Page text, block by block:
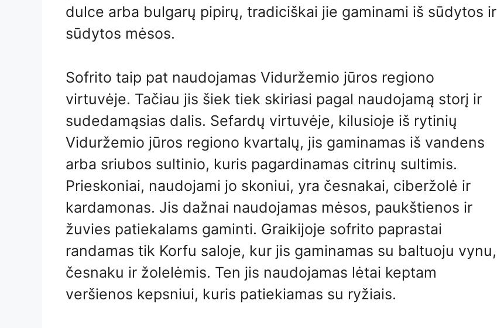
dulce arba bulgarų pipirų, tradiciškai jie gaminami iš sūdytos ir
sūdytos mėsos.
Sofrito taip pat naudojamas Viduržemio jūros regiono
virtuvėje. Tačiau jis šiek tiek skiriasi pagal naudojamą storį ir
sudedamąsias dalis. Sefardų virtuvėje, kilusioje iš rytinių
Viduržemio jūros regiono kvartalų, jis gaminamas iš vandens
arba sriubos sultinio, kuris pagardinamas citrinų sultimis.
Prieskoniai, naudojami jo skoniui, yra česnakai, ciberžolė ir
kardamonas. Jis dažnai naudojamas mėsos, paukštienos ir
žuvies patiekalams gaminti. Graikijoje sofrito paprastai
randamas tik Korfu saloje, kur jis gaminamas su baltuoju vynu,
česnaku ir žolelėmis. Ten jis naudojamas lėtai keptam
veršienos kepsniui, kuris patiekiamas su ryžiais.